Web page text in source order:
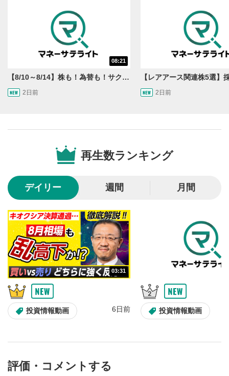
動画再生エリア
動画再生エリアをクリックすると、動画を再生または
一時停止します。
2
再生/一時停止
動画を再生または一時停止します。
10秒戻し/10秒送り
10秒、動画を巻き戻し/早送りします。
シークバー
再生位置を示しています。再生したい位置をクリック
するとその位置から動画が再生されます。
6
画質/再生速度の設定
画質の選択/再生速度の変更ができます。
7
音量調整
スライダーを上下すると音量が調整できます。
8
全画面表示
08:21
【8/10～8/14】株も！為替も！サクッと！来週のマーケット見通し＜Next View＞
2日前 2日前
再生数ランキング
デイリー 週間 月間
03:31
投資情報動画 6日前 投資情報動画
評価・コメントする